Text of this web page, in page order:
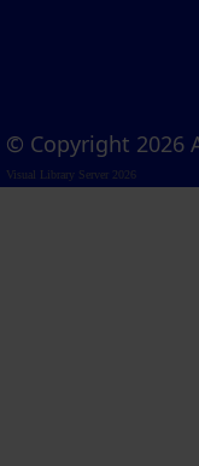
© Copyright 2026
Visual Library Server 2026